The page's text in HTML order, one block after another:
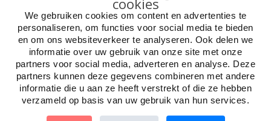
Aantal
Bestellen
We gebruiken cookies om content en advertenties te
personaliseren, om functies voor social media te bieden
en om ons websiteverkeer te analyseren. Ook delen we
informatie over uw gebruik van onze site met onze
partners voor social media, adverteren en analyse. Deze
partners kunnen deze gegevens combineren met andere
informatie die u aan ze heeft verstrekt of die ze hebben
verzameld op basis van uw gebruik van hun services.